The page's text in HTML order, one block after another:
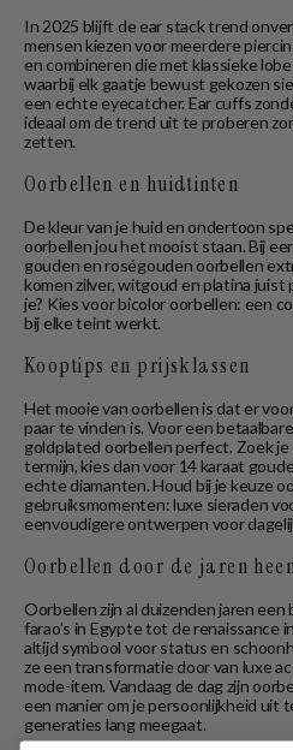
In 2025 blijft de ear stack trend
mensen kiezen voor meerdere
en combineren die met klassieke
waarbij elk gaatje bewust gekozen
een echte eyecatcher. Ear cuffs
ideaal om de trend uit te proberen
zetten.
Oorbellen en huidtinten
De kleur van je huid en ondertoon
oorbellen jou het mooist staan. Bij
gouden en roségouden oorbellen
komen zilver, witgoud en platina
je? Kies voor bicolor oorbellen: een
bij elke teint werkt.
Kooptips en prijsklassen
Het mooie van oorbellen is dat er
paar te vinden is. Voor een
goldplated oorbellen perfect. Zoek
termijn, kies dan voor 14 karaat
echte diamanten. Houd bij je keuze
gebruiksmomenten: luxe sieraden
eenvoudigere ontwerpen voor
Oorbellen door de jaren
Oorbellen zijn al duizenden jaren een
farao’s in Egypte tot de renaissance
altijd symbool voor status en
ze een transformatie door van luxe
mode-item. Vandaag de dag zijn
een manier om je persoonlijkheid uit
generaties lang meegaat.